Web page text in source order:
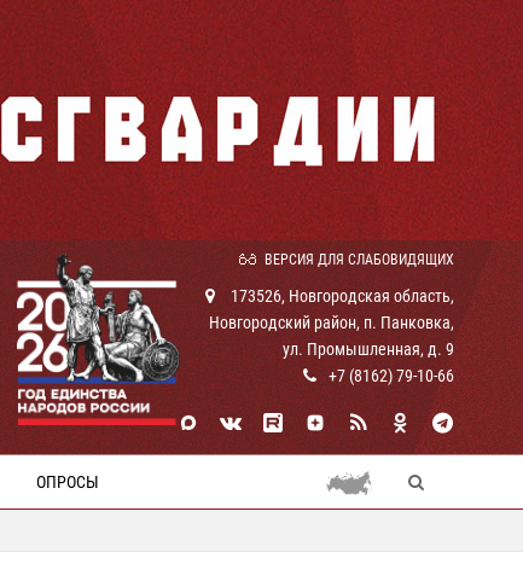
ВЕРСИЯ ДЛЯ СЛАБОВИДЯЩИХ
173526, Новгородская область,
Новгородский район, п. Панковка,
ул. Промышленная, д. 9
+7 (8162) 79-10-66
ОПРОСЫ